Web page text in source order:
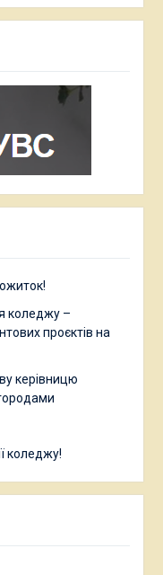
коледжу –
проєктів на
керівницю
коледжу!